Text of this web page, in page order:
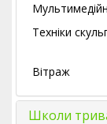
Техніки
Вітраж
Школи